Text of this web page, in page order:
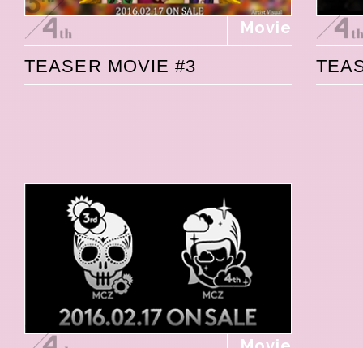
Movie
TEASER MOVIE #3